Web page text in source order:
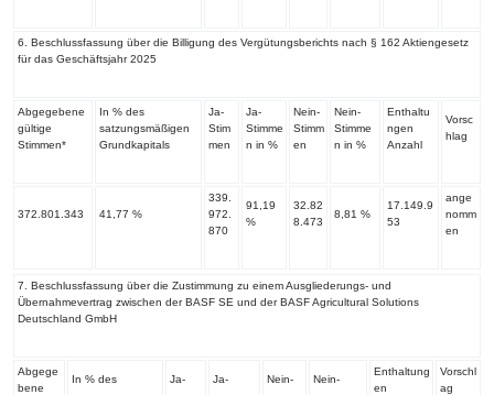
‌6. Beschlussfassung über die Billigung des Vergütungsberichts nach § 162 Aktiengesetz
für das Geschäftsjahr 2025
Abgegebene
gültige
Stimmen*
In % des
satzungsmäßigen
Grundkapitals
Ja-
Stim
men
Ja-
Stimme
n in %
Nein-
Stimm
en
Nein-
Stimme
n in %
Enthaltu
ngen
Anzahl
Vorsc
hlag
372.801.343 41,77 %
339.
972.
870
91,19
%
32.82
8.473
8,81 %
17.149.9
53
ange
nomm
en
‌7. Beschlussfassung über die Zustimmung zu einem Ausgliederungs- und
Übernahmevertrag zwischen der BASF SE und der BASF Agricultural Solutions
Deutschland GmbH
Abgege
bene
In % des Ja- Ja- Nein- Nein-
Enthaltung
en
Vorschl
ag